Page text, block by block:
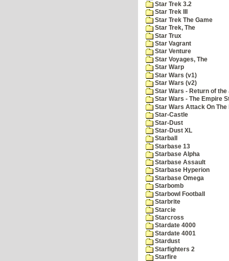
Star Trek 3.2
Star Trek III
Star Trek The Game
Star Trek, The
Star Trux
Star Vagrant
Star Venture
Star Voyages, The
Star Warp
Star Wars (v1)
Star Wars (v2)
Star Wars - Return of
Star Wars - The Empire
Star Wars Attack On The
Star-Castle
Star-Dust
Star-Dust XL
Starball
Starbase 13
Starbase Alpha
Starbase Assault
Starbase Hyperion
Starbase Omega
Starbomb
Starbowl Football
Starbrite
Starcie
Starcross
Stardate 4000
Stardate 4001
Stardust
Starfighters 2
Starfire